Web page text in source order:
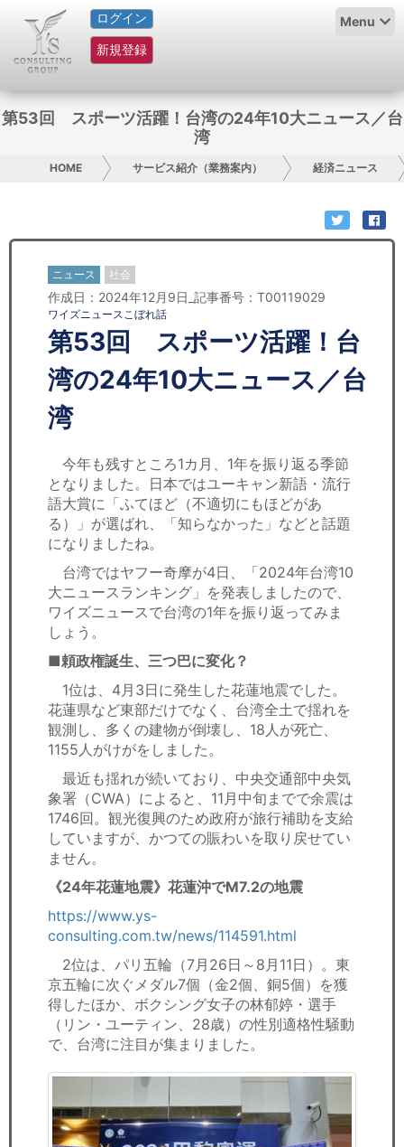
ログイン
新規登録
Menu
HOME
サービス紹介
お問い合わせ
日本人にPR
コンサルティング
リサーチ
セミナー
労務顧問
ＩＴ
飲食店情報
第53回 スポーツ活躍！台湾の24年10大ニュース／台
湾
HOME サービス紹介（業務案内） 経済ニュース
ニュース 社会
作成日：2024年12月9日_記事番号：T00119029
ワイズニュースこぼれ話
第53回 スポーツ活躍！台
湾の24年10大ニュース／台
湾
今年も残すところ1カ月、1年を振り返る季節
となりました。日本ではユーキャン新語・流行
語大賞に「ふてほど（不適切にもほどがあ
る）」が選ばれ、「知らなかった」などと話題
になりましたね。
台湾ではヤフー奇摩が4日、「2024年台湾10
大ニュースランキング」を発表しましたので、
ワイズニュースで台湾の1年を振り返ってみま
しょう。
■頼政権誕生、三つ巴に変化？
1位は、4月3日に発生した花蓮地震でした。
花蓮県など東部だけでなく、台湾全土で揺れを
観測し、多くの建物が倒壊し、18人が死亡、
1155人がけがをしました。
最近も揺れが続いており、中央交通部中央気
象署（CWA）によると、11月中旬までで余震は
1746回。観光復興のため政府が旅行補助を支給
していますが、かつての賑わいを取り戻せてい
ません。
《24年花蓮地震》花蓮沖でM7.2の地震
https://www.ys-
consulting.com.tw/news/114591.html
2位は、パリ五輪（7月26日～8月11日）。東
京五輪に次ぐメダル7個（金2個、銅5個）を獲
得したほか、ボクシング女子の林郁婷・選手
（リン・ユーティン、28歳）の性別適格性騒動
で、台湾に注目が集まりました。